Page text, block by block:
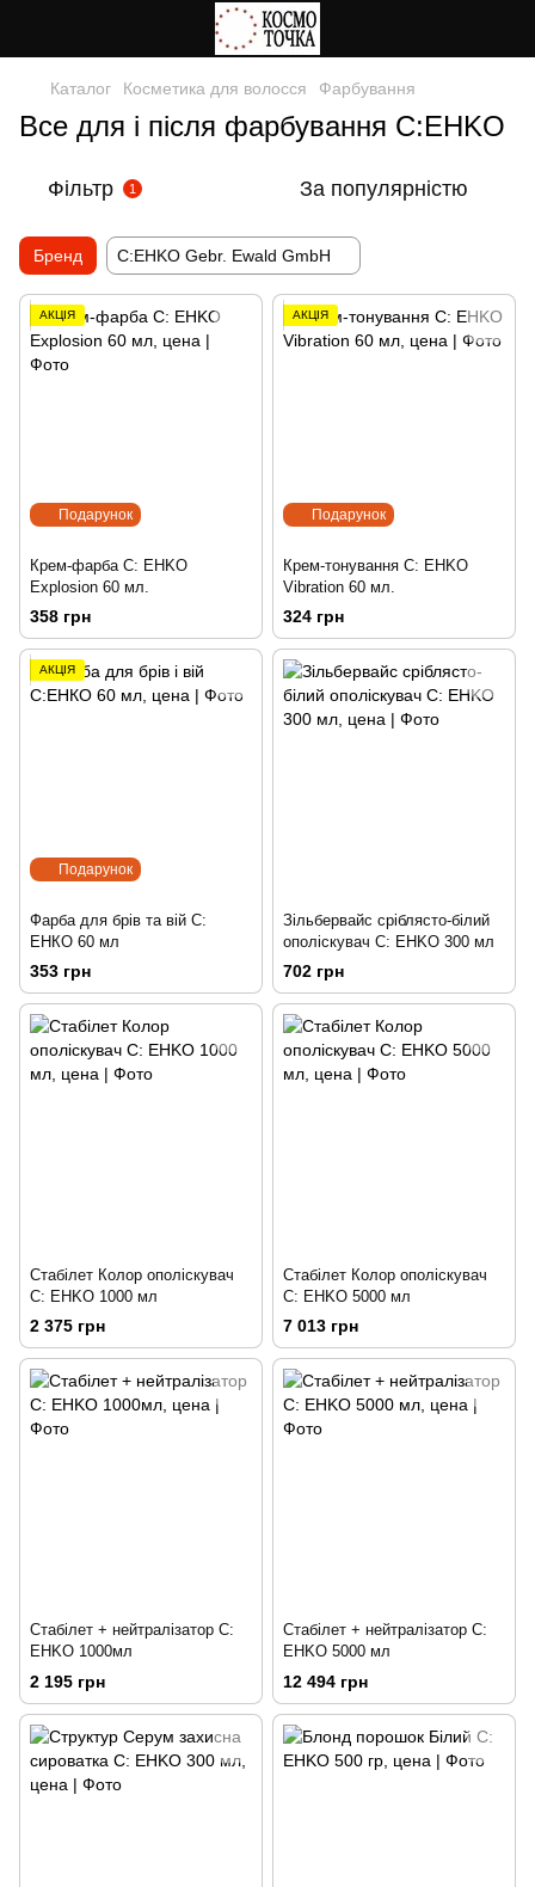
Каталог Косметика для волосся Фарбування
Все для і після фарбування C:EHKO
Фільтр 1 За популярністю
Бренд C:EHKO Gebr. Ewald GmbH
Подарунок
АКЦІЯ
Крем-фарба C: EHKO
Explosion 60 мл.
358 грн
Подарунок
АКЦІЯ
Крем-тонування C: EHKO
Vibration 60 мл.
324 грн
Подарунок
АКЦІЯ
Фарба для брів та вій С:
ЕНКО 60 мл
353 грн
Зільбервайс сріблясто-білий
ополіскувач C: EHKO 300 мл
702 грн
Стабілет Колор ополіскувач
C: EHKO 1000 мл
2 375 грн
Стабілет Колор ополіскувач
C: EHKO 5000 мл
7 013 грн
Стабілет + нейтралізатор C:
EHKO 1000мл
2 195 грн
Стабілет + нейтралізатор C:
EHKO 5000 мл
12 494 грн